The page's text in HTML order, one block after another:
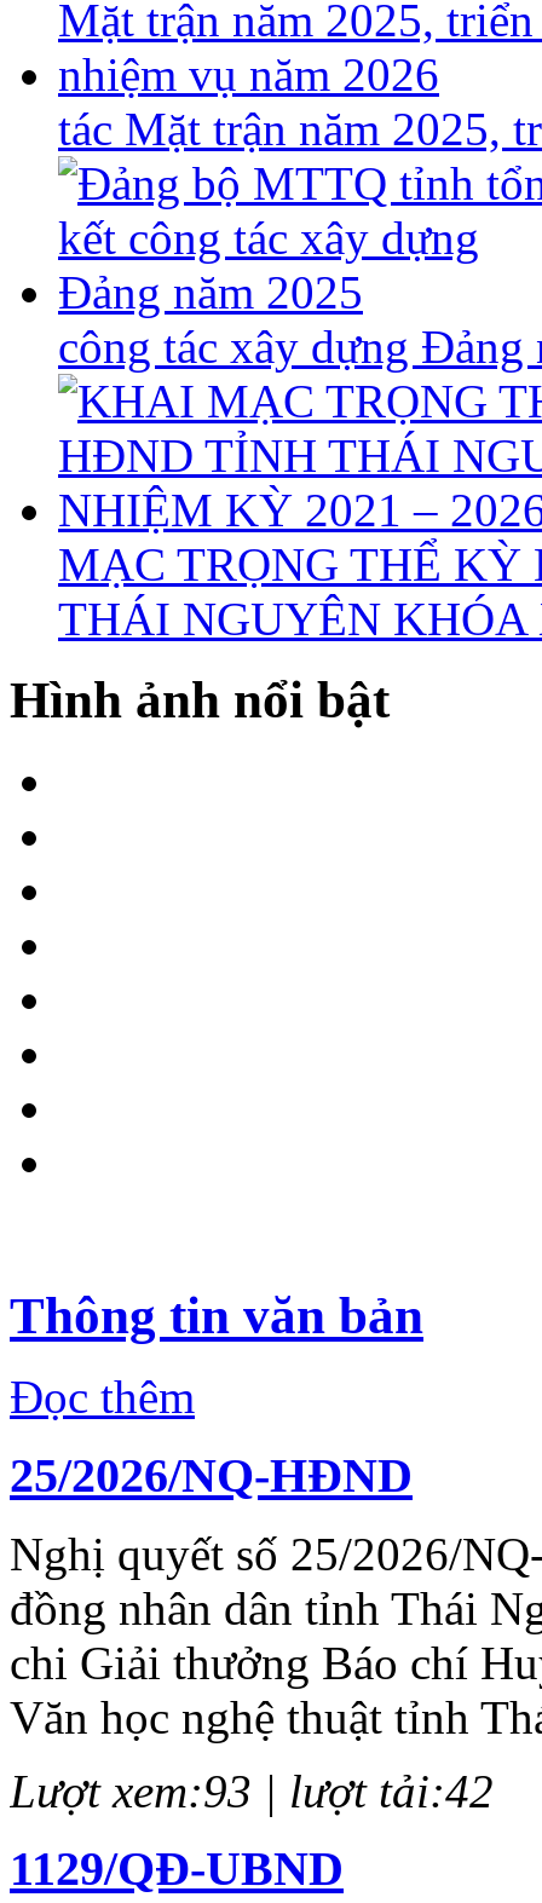
tác Mặt trận năm 2025,
công tác xây dựng Đảng
MẠC TRỌNG THỂ
THÁI NGUYÊN KHÓA
Hình ảnh nổi bật
Thông tin văn bản
Đọc thêm
25/2026/NQ-HĐND
Nghị quyết số 25/2026/
đồng nhân dân tỉnh Thái
chi Giải thưởng Báo chí
Văn học nghệ thuật tỉnh
Lượt xem:93 | lượt tải:42
1129/QĐ-UBND